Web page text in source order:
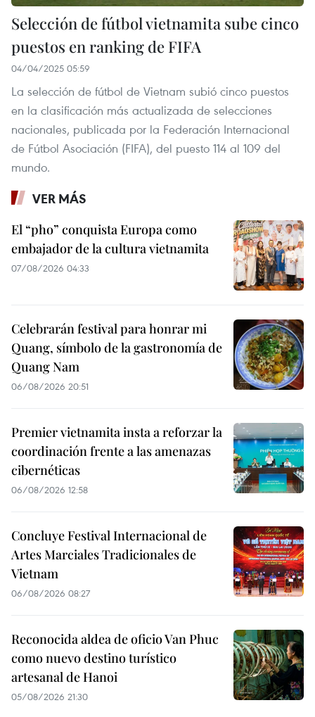
Selección de fútbol vietnamita sube cinco
puestos en ranking de FIFA
04/04/2025 05:59
La selección de fútbol de Vietnam subió cinco puestos
en la clasificación más actualizada de selecciones
nacionales, publicada por la Federación Internacional
de Fútbol Asociación (FIFA), del puesto 114 al 109 del
mundo.
VER MÁS
El “pho” conquista Europa como
embajador de la cultura vietnamita
07/08/2026 04:33
Celebrarán festival para honrar mi
Quang, símbolo de la gastronomía de
Quang Nam
06/08/2026 20:51
Premier vietnamita insta a reforzar la
coordinación frente a las amenazas
cibernéticas
06/08/2026 12:58
Concluye Festival Internacional de
Artes Marciales Tradicionales de
Vietnam
06/08/2026 08:27
Reconocida aldea de oficio Van Phuc
como nuevo destino turístico
artesanal de Hanoi
05/08/2026 21:30